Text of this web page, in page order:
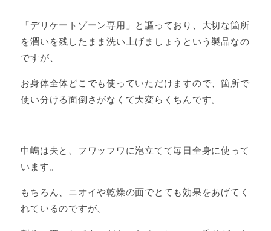
「デリケートゾーン専用」と謳っており、大切な箇所
を潤いを残したまま洗い上げましょうという製品なの
ですが、
お身体全体どこでも使っていただけますので、箇所で
使い分ける面倒さがなくて大変らくちんです。
中嶋は夫と、フワッフワに泡立てて毎日全身に使って
います。
もちろん、ニオイや乾燥の面でとても効果をあげてく
れているのですが、